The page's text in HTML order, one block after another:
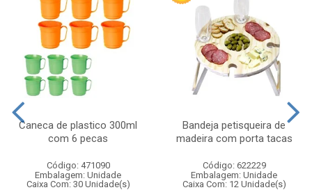
Caneca de plastico 300ml
com 6 pecas
Código: 471090
Embalagem: Unidade
Caixa Com: 30 Unidade(s)
Bandeja petisqueira de
madeira com porta tacas
Código: 622229
Embalagem: Unidade
Caixa Com: 12 Unidade(s)